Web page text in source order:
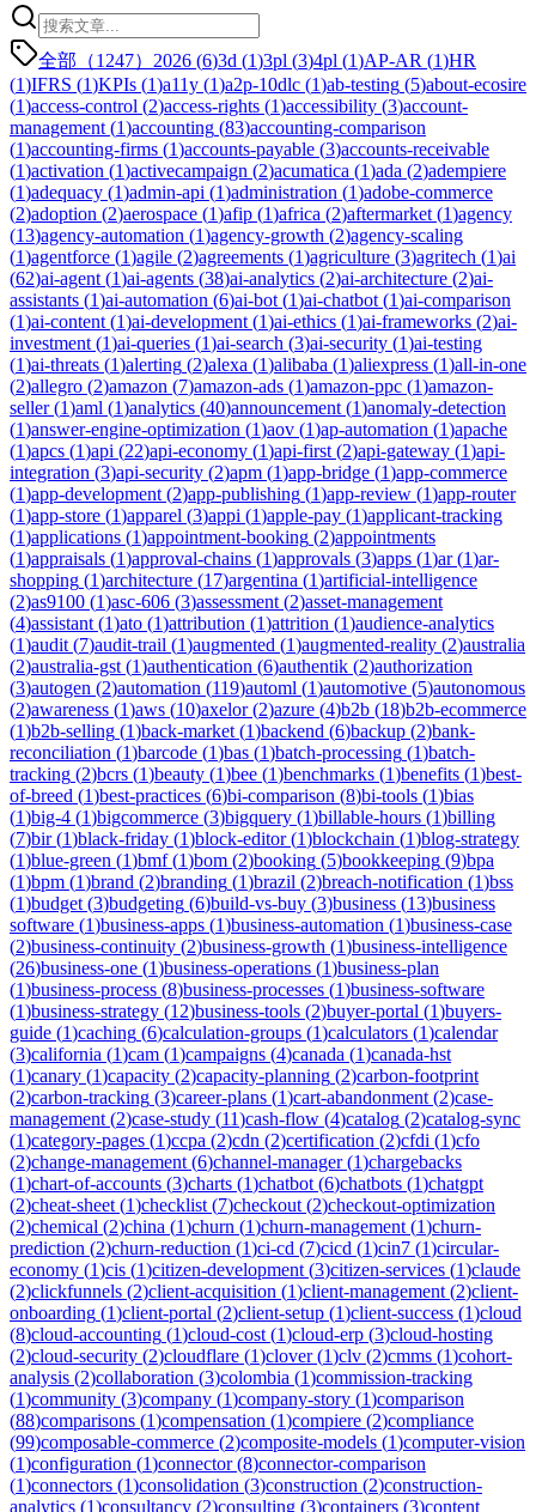
全部（1247） 2026 (6)3d (1)3pl (3)4pl (1)AP-AR (1)HR
(1)IFRS (1)KPIs (1)a11y (1)a2p-10dlc (1)ab-testing (5)about-ecosire
(1)access-control (2)access-rights (1)accessibility (3)account-
management (1)accounting (83)accounting-comparison
(1)accounting-firms (1)accounts-payable (3)accounts-receivable
(1)activation (1)activecampaign (2)acumatica (1)ada (2)adempiere
(1)adequacy (1)admin-api (1)administration (1)adobe-commerce
(2)adoption (2)aerospace (1)afip (1)africa (2)aftermarket (1)agency
(13)agency-automation (1)agency-growth (2)agency-scaling
(1)agentforce (1)agile (2)agreements (1)agriculture (3)agritech (1)ai
(62)ai-agent (1)ai-agents (38)ai-analytics (2)ai-architecture (2)ai-
assistants (1)ai-automation (6)ai-bot (1)ai-chatbot (1)ai-comparison
(1)ai-content (1)ai-development (1)ai-ethics (1)ai-frameworks (2)ai-
investment (1)ai-queries (1)ai-search (3)ai-security (1)ai-testing
(1)ai-threats (1)alerting (2)alexa (1)alibaba (1)aliexpress (1)all-in-one
(2)allegro (2)amazon (7)amazon-ads (1)amazon-ppc (1)amazon-
seller(1)aml (1)analytics (40)announcement (1)anomaly-detection
(1)answer-engine-optimization (1)aov (1)ap-automation (1)apache
(1)apcs (1)api (22)api-economy (1)api-first (2)api-gateway (1)api-
integration (3)api-security (2)apm (1)app-bridge (1)app-commerce
(1)app-development (2)app-publishing (1)app-review (1)app-router
(1)app-store (1)apparel (3)appi (1)apple-pay (1)applicant-tracking
(1)applications (1)appointment-booking (2)appointments
(1)appraisals (1)approval-chains (1)approvals (3)apps (1)ar(1)ar-
shopping (1)architecture (17)argentina (1)artificial-intelligence
(2)as9100 (1)asc-606 (3)assessment (2)asset-management
(4)assistant (1)ato (1)attribution (1)attrition (1)audience-analytics
(1)audit (7)audit-trail (1)augmented (1)augmented-reality (2)australia
(2)australia-gst (1)authentication (6)authentik (2)authorization
(3)autogen (2)automation (119)automl (1)automotive (5)autonomous
(2)awareness (1)aws (10)axelor(2)azure (4)b2b (18)b2b-ecommerce
(1)b2b-selling (1)back-market (1)backend (6)backup (2)bank-
reconciliation (1)barcode (1)bas (1)batch-processing (1)batch-
tracking (2)bcrs (1)beauty (1)bee (1)benchmarks (1)benefits (1)best-
of-breed (1)best-practices (6)bi-comparison (8)bi-tools (1)bias
(1)big-4 (1)bigcommerce (3)bigquery (1)billable-hours (1)billing
(7)bir(1)black-friday (1)block-editor(1)blockchain (1)blog-strategy
(1)blue-green (1)bmf(1)bom (2)booking (5)bookkeeping (9)bpa
(1)bpm (1)brand (2)branding (1)brazil (2)breach-notification (1)bss
(1)budget (3)budgeting (6)build-vs-buy (3)business (13)business
software (1)business-apps (1)business-automation (1)business-case
(2)business-continuity (2)business-growth (1)business-intelligence
(26)business-one (1)business-operations (1)business-plan
(1)business-process (8)business-processes (1)business-software
(1)business-strategy (12)business-tools (2)buyer-portal (1)buyers-
guide (1)caching (6)calculation-groups (1)calculators (1)calendar
(3)california (1)cam (1)campaigns (4)canada (1)canada-hst
(1)canary (1)capacity (2)capacity-planning (2)carbon-footprint
(2)carbon-tracking (3)career-plans (1)cart-abandonment (2)case-
management (2)case-study (11)cash-flow (4)catalog (2)catalog-sync
(1)category-pages (1)ccpa (2)cdn (2)certification (2)cfdi (1)cfo
(2)change-management (6)channel-manager(1)chargebacks
(1)chart-of-accounts (3)charts (1)chatbot (6)chatbots (1)chatgpt
(2)cheat-sheet (1)checklist (7)checkout (2)checkout-optimization
(2)chemical (2)china (1)churn (1)churn-management (1)churn-
prediction (2)churn-reduction (1)ci-cd (7)cicd (1)cin7 (1)circular-
economy (1)cis (1)citizen-development (3)citizen-services (1)claude
(2)clickfunnels (2)client-acquisition (1)client-management (2)client-
onboarding (1)client-portal (2)client-setup (1)client-success (1)cloud
(8)cloud-accounting (1)cloud-cost (1)cloud-erp (3)cloud-hosting
(2)cloud-security (2)cloudflare (1)clover(1)clv (2)cmms (1)cohort-
analysis (2)collaboration (3)colombia (1)commission-tracking
(1)community (3)company (1)company-story (1)comparison
(88)comparisons (1)compensation (1)compiere (2)compliance
(99)composable-commerce (2)composite-models (1)computer-vision
(1)configuration (1)connector(8)connector-comparison
(1)connectors (1)consolidation (3)construction (2)construction-
analytics (1)consultancy (2)consulting (3)containers (3)content